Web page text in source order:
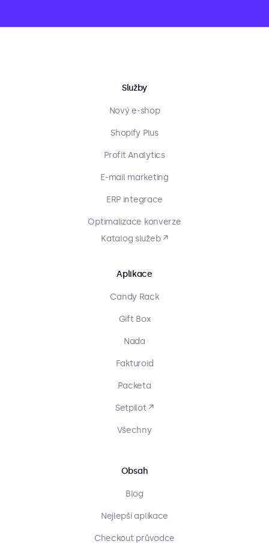
Služby
Nový e-shop
Shopify Plus
Profit Analytics
E-mail marketing
ERP integrace
Optimalizace konverze
Katalog služeb ↗
Aplikace
Candy Rack
Gift Box
Nada
Fakturoid
Packeta
Setpilot ↗
Všechny
Obsah
Blog
Nejlepší aplikace
Checkout průvodce